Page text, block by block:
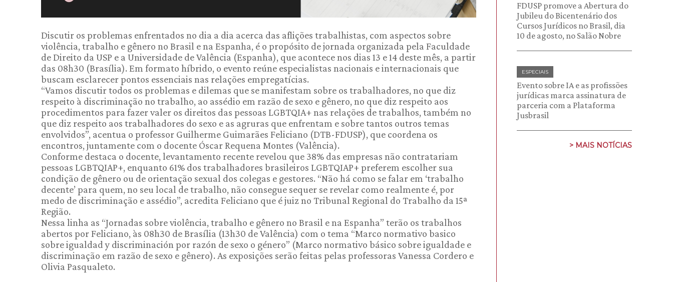
Discutir os problemas enfrentados no dia a dia acerca das aflições trabalhistas, com aspectos sobre
violência, trabalho e gênero no Brasil e na Espanha, é o propósito de jornada organizada pela Faculdade
de Direito da USP e a Universidade de Valência (Espanha), que acontece nos dias 13 e 14 deste mês, a partir
das 08h30 (Brasília). Em formato híbrido, o evento reúne especialistas nacionais e internacionais que
buscam esclarecer pontos essenciais nas relações empregatícias.
“Vamos discutir todos os problemas e dilemas que se manifestam sobre os trabalhadores, no que diz
respeito à discriminação no trabalho, ao assédio em razão de sexo e gênero, no que diz respeito aos
procedimentos para fazer valer os direitos das pessoas LGBTQIA+ nas relações de trabalhos, também no
que diz respeito aos trabalhadores do sexo e as agruras que enfrentam e sobre tantos outros temas
envolvidos”, acentua o professor Guilherme Guimarães Feliciano (DTB-FDUSP), que coordena os
encontros, juntamente com o docente Óscar Requena Montes (Valência).
Conforme destaca o docente, levantamento recente revelou que 38% das empresas não contratariam
pessoas LGBTQIAP+, enquanto 61% dos trabalhadores brasileiros LGBTQIAP+ preferem escolher sua
condição de gênero ou de orientação sexual dos colegas e gestores. “Não há como se falar em ‘trabalho
decente’ para quem, no seu local de trabalho, não consegue sequer se revelar como realmente é, por
medo de discriminação e assédio”, acredita Feliciano que é juiz no Tribunal Regional do Trabalho da 15ª
Região.
Nessa linha as “Jornadas sobre violência, trabalho e gênero no Brasil e na Espanha” terão os trabalhos
abertos por Feliciano, às 08h30 de Brasília (13h30 de Valência) com o tema “Marco normativo basico
sobre igualdad y discriminación por razón de sexo o género” (Marco normativo básico sobre igualdade e
discriminação em razão de sexo e gênero). As exposições serão feitas pelas professoras Vanessa Cordero e
Olivia Pasqualeto.
FDUSP promove a Abertura do
Jubileu do Bicentenário dos
Cursos Jurídicos no Brasil, dia
10 de agosto, no Salão Nobre
ESPECIAIS
Evento sobre IA e as profissões
jurídicas marca assinatura de
parceria com a Plataforma
Jusbrasil
> MAIS NOTÍCIAS